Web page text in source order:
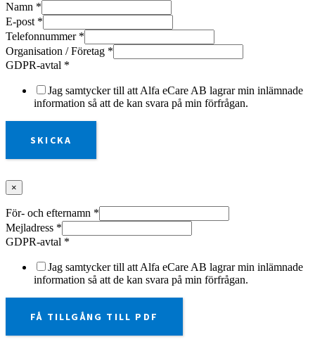
Namn *
E-post *
Telefonnummer *
Organisation / Företag *
GDPR-avtal *
Jag samtycker till att Alfa eCare AB lagrar min inlämnade
information så att de kan svara på min förfrågan.
SKICKA
×
För- och efternamn *
Mejladress *
GDPR-avtal *
Jag samtycker till att Alfa eCare AB lagrar min inlämnade
information så att de kan svara på min förfrågan.
FÅ TILLGÅNG TILL PDF